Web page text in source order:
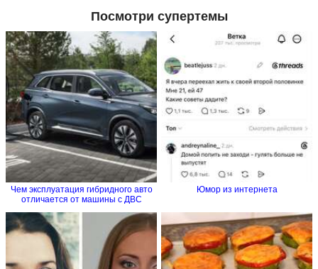
Посмотри супертемы
Чем эксплуатация гибридного авто
отличается от машины с ДВС
Юмор из интернета